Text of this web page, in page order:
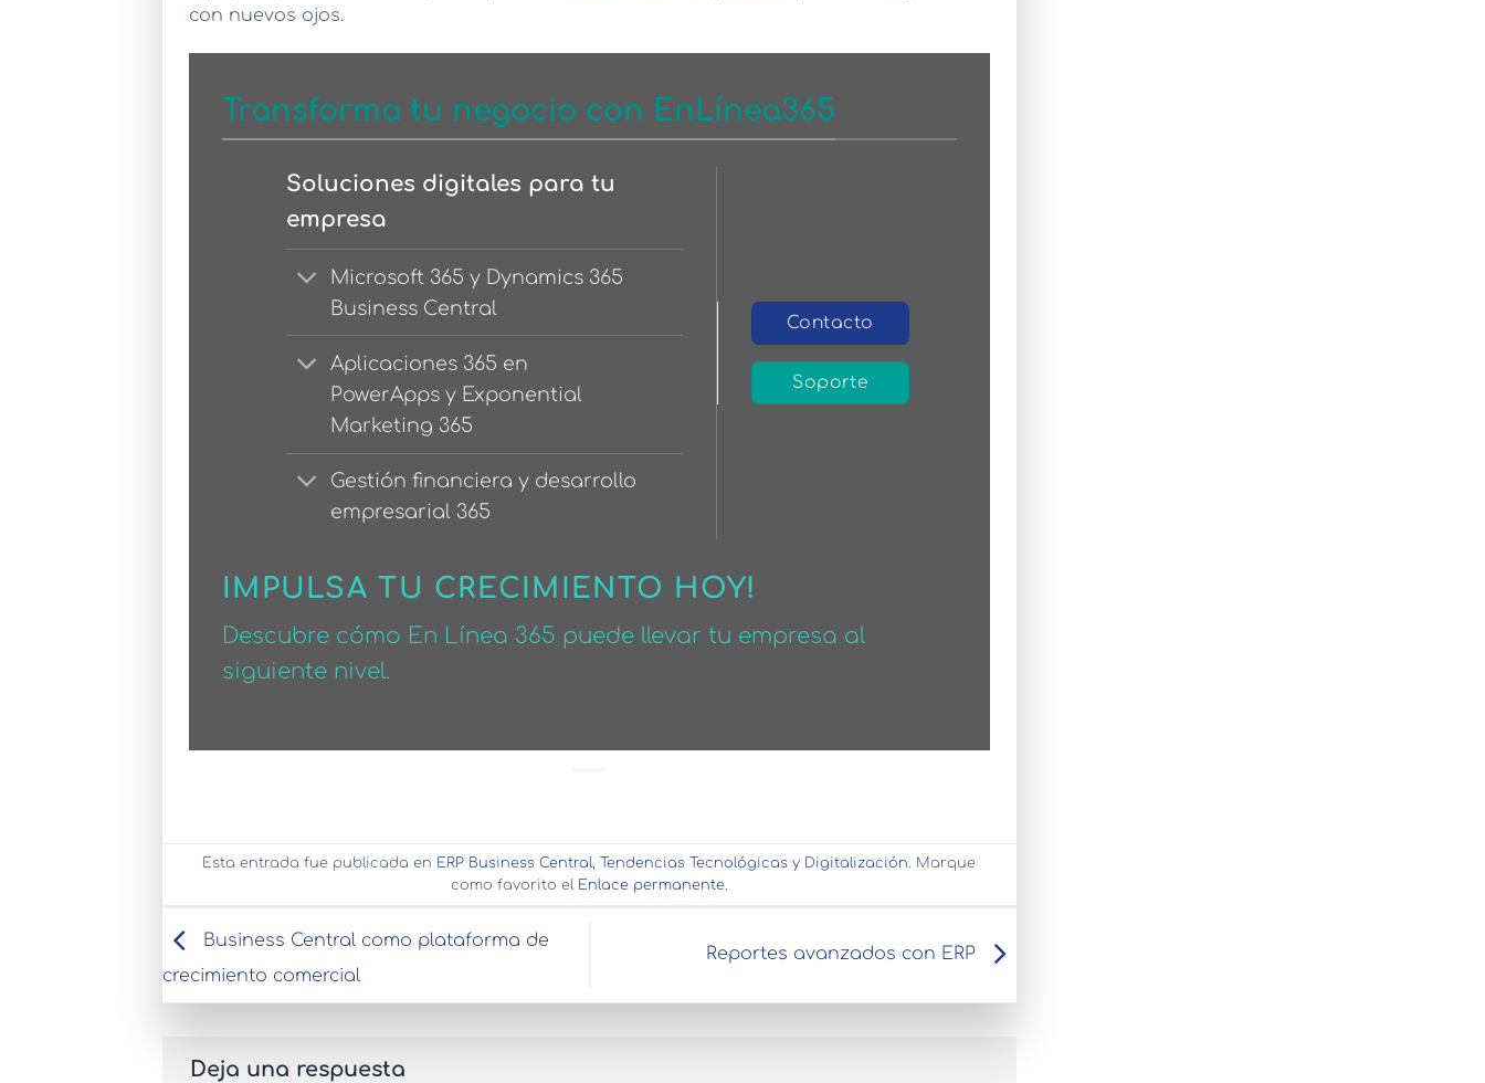
con nuevos ojos.
Transforma tu negocio con EnLínea365
Soluciones digitales para tu
empresa
Microsoft 365 y Dynamics 365
Business Central
Aplicaciones 365 en
PowerApps y Exponential
Marketing 365
Gestión financiera y desarrollo
empresarial 365
Contacto
Soporte
IMPULSA TU CRECIMIENTO HOY!
Descubre cómo En Línea 365 puede llevar tu empresa al
siguiente nivel.
Esta entrada fue publicada en ERP Business Central,Tendencias Tecnológicas y Digitalización. Marque
como favorito el Enlace permanente.
Business Central como plataforma de
crecimiento comercial
Reportes avanzados con ERP
Deja una respuesta